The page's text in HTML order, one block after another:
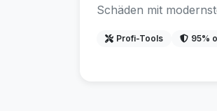
Schäden mit
Profi-Tools 95%